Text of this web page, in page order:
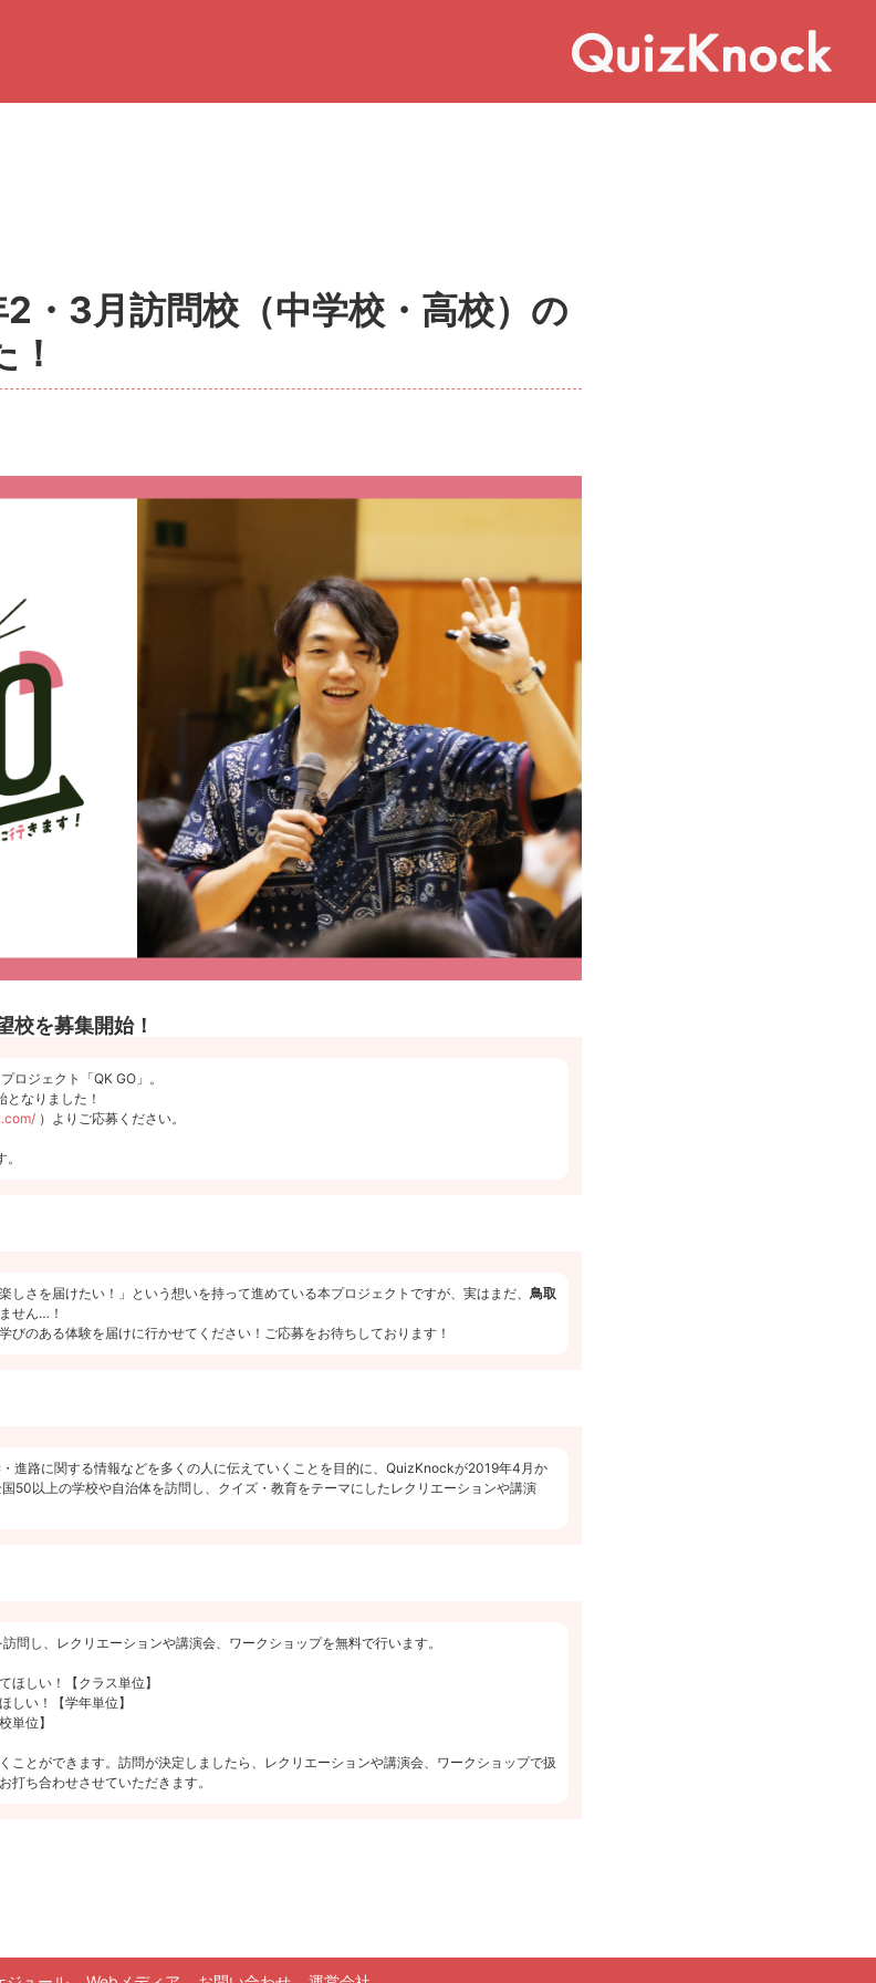
2・3月訪問校（中学校・高校）の
校を募集開始！
ロジェクト「QK GO」。
なりました！
）よりご応募ください。
さを届けたい！」という想いを持って進めている本プロジェクトですが、実はまだ、 鳥取
せん…！
びのある体験を届けに行かせてください！ご応募をお待ちしております！
進路に関する情報などを多くの人に伝えていくことを目的に、QuizKnockが2019年4月か
50以上の学校や自治体を訪問し、クイズ・教育をテーマにしたレクリエーションや講演
問し、レクリエーションや講演会、ワークショップを無料で行います。
ほしい！【クラス単位】
しい！【学年単位】
単位】
ことができます。訪問が決定しましたら、レクリエーションや講演会、ワークショップで扱
打ち合わせさせていただきます。